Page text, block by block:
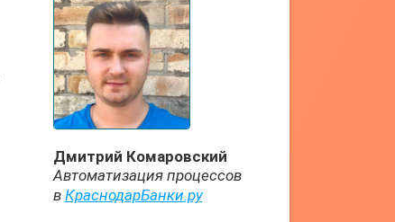
Дмитрий Комаровский
Автоматизация процессов
в КраснодарБанки.ру